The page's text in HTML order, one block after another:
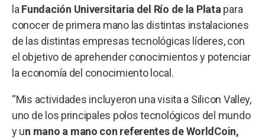
la Fundación Universitaria del Río de la Plata para
conocer de primera mano las distintas instalaciones
de las distintas empresas tecnológicas líderes, con
el objetivo de aprehender conocimientos y potenciar
la economía del conocimiento local.
“Mis actividades incluyeron una visita a Silicon Valley,
uno de los principales polos tecnológicos del mundo
y un mano a mano con referentes de WorldCoin,